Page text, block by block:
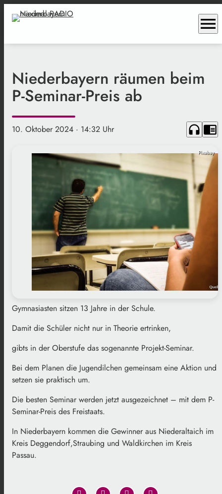
menu
Niederbayern räumen beim
P-Seminar-Preis ab
10. Oktober 2024 · 14:32 Uhr headphones chrome_reader_mode
Pixabay
Gymnasiasten sitzen 13 Jahre in der Schule.
Damit die Schüler nicht nur in Theorie ertrinken,
gibts in der Oberstufe das sogenannte Projekt-Seminar.
Bei dem Planen die Jugendilchen gemeinsam eine Aktion und
setzen sie praktisch um.
Die besten Seminar werden jetzt ausgezeichnet – mit dem P-
Seminar-Preis des Freistaats.
In Niederbayern kommen die Gewinner aus Niederaltaich im
Kreis Deggendorf,Straubing und Waldkirchen im Kreis
Passau.